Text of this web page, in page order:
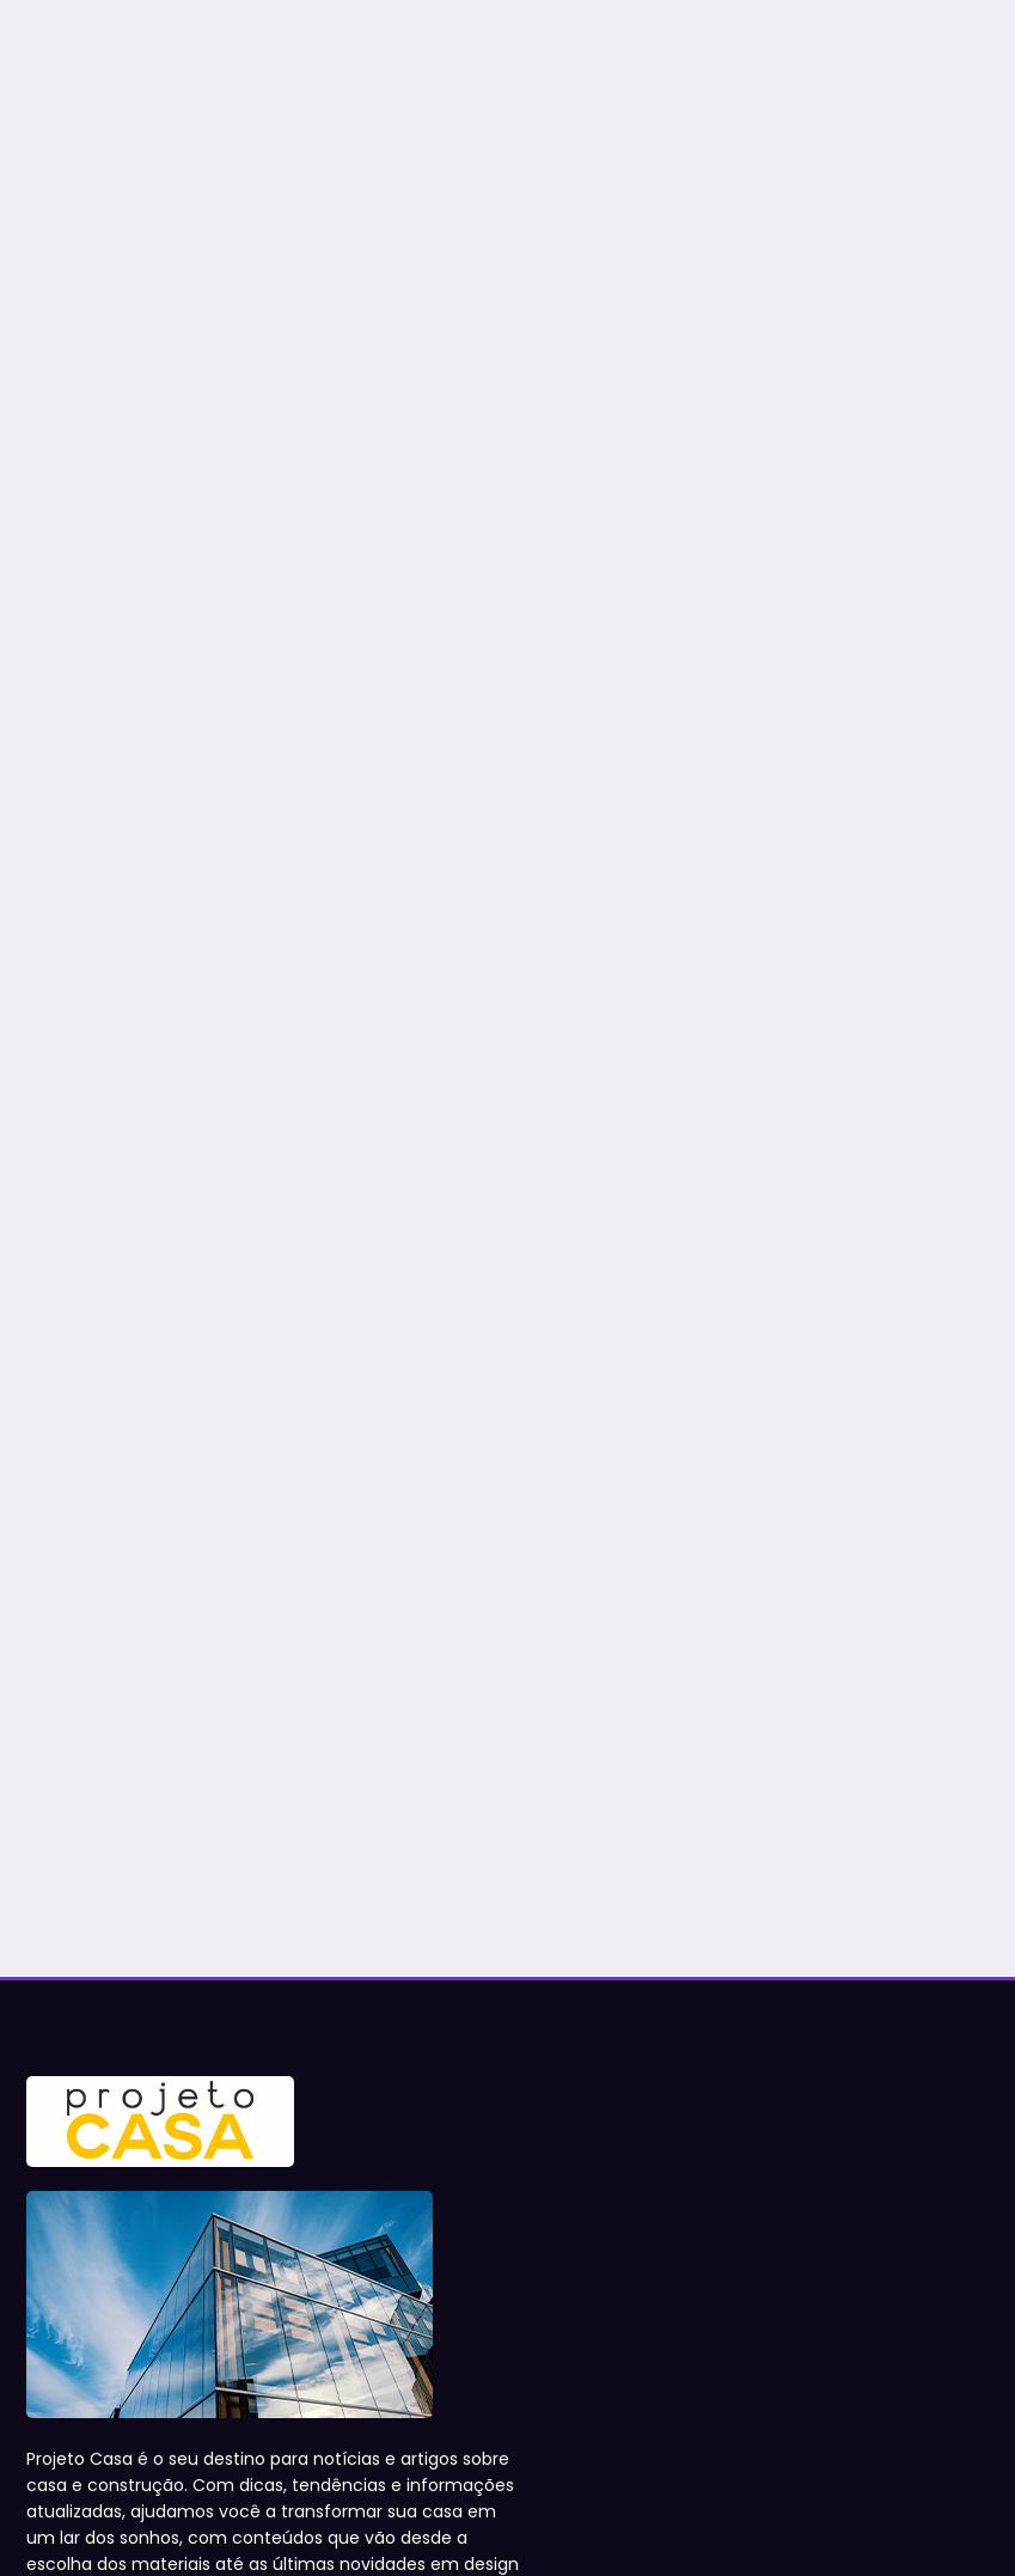
Projeto Casa é o seu destino para notícias e artigos sobre
casa e construção. Com dicas, tendências e informações
atualizadas, ajudamos você a transformar sua casa em
um lar dos sonhos, com conteúdos que vão desde a
escolha dos materiais até as últimas novidades em design